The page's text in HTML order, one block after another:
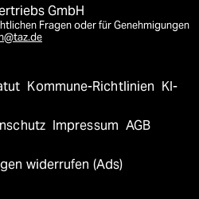
GmbH
Fragen oder für Genehmigungen
Kommune-Richtlinien KI-
Impressum AGB
widerrufen (Ads)